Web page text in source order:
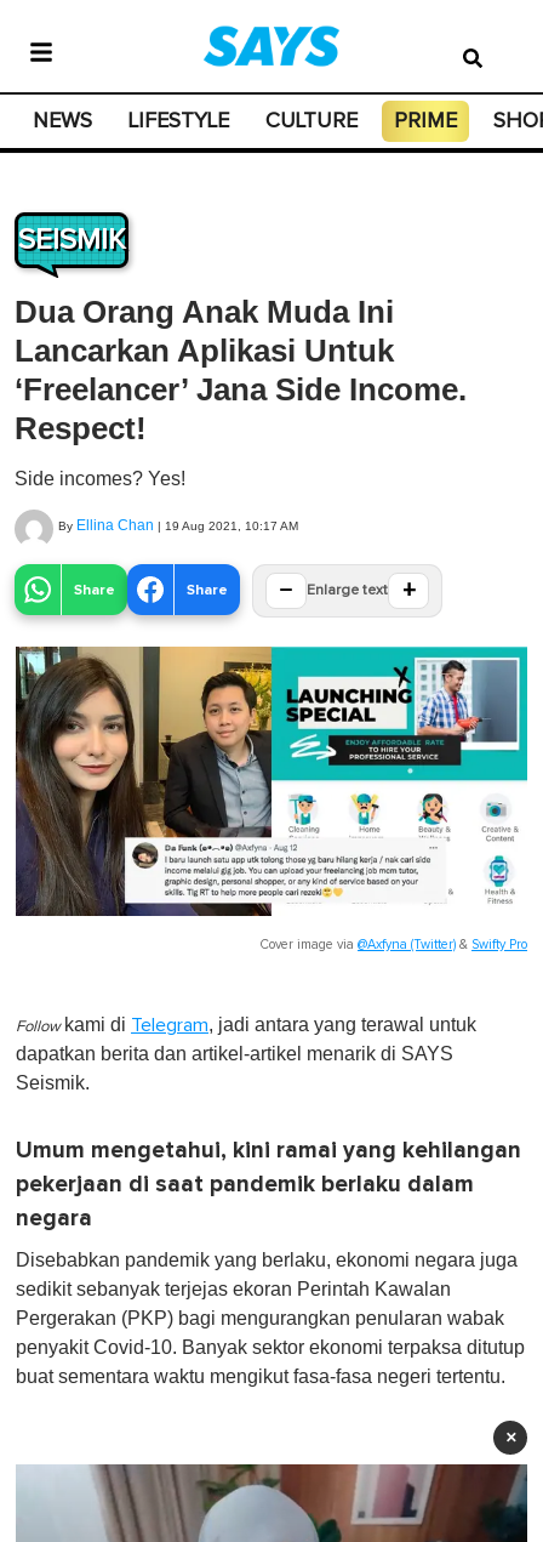
NEWS LIFESTYLE CULTURE PRIME
SEISMIK
Dua Orang Anak Muda Ini
Lancarkan Aplikasi Untuk
‘Freelancer’ Jana Side Income.
Respect!
Side incomes? Yes!
By Ellina Chan | 19 Aug 2021, 10:17 AM
Share Share − Enlarge text +
Cover image via @Axfyna (Twitter) & Swifty Pro
Follow kami di Telegram, jadi antara yang terawal untuk
dapatkan berita dan artikel-artikel menarik di SAYS
Seismik.
Umum mengetahui, kini ramai yang kehilangan
pekerjaan di saat pandemik berlaku dalam
negara
Disebabkan pandemik yang berlaku, ekonomi negara juga
sedikit sebanyak terjejas ekoran Perintah Kawalan
Pergerakan (PKP) bagi mengurangkan penularan wabak
penyakit Covid-10. Banyak sektor ekonomi terpaksa ditutup
buat sementara waktu mengikut fasa-fasa negeri tertentu.
×